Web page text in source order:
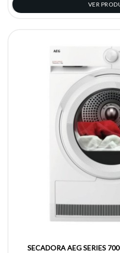
VER
SECADORA AEG SERIES